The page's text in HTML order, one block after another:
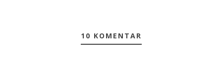
10 KOMENTAR